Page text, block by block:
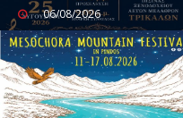
06/08/2026